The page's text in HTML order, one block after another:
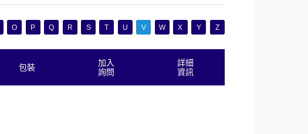
O P Q R S T U V W X Y Z
包裝
加入
詢問
詳細
資訊